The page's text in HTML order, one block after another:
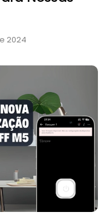
2024